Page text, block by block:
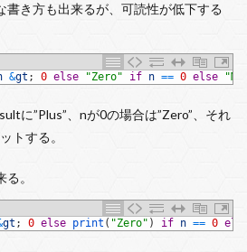
書き方も出来るが、可読性が低下する
&gt ; 0 else "Zero" if n == 0 else
に”Plus”、nが0の場合は”Zero”、それ
トする。
。
gt ; 0 else print ( "Zero" ) if n == 0
取り消し
参照設定
ローコード
コピー
msoFileDialogFolderPicker
Power Fx
CSV
Power Automate Desktop